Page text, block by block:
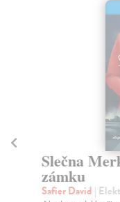
Slečna
zámku
Safier David |